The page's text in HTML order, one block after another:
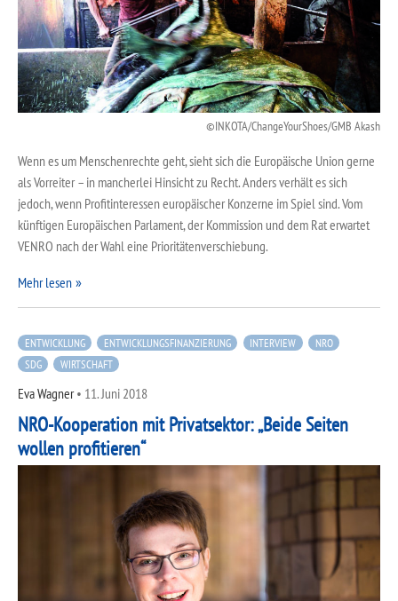
INKOTA/ChangeYourShoes/GMB Akash
Wenn es um Menschenrechte geht, sieht sich die Europäische Union gerne
als Vorreiter – in mancherlei Hinsicht zu Recht. Anders verhält es sich
jedoch, wenn Profitinteressen europäischer Konzerne im Spiel sind. Vom
künftigen Europäischen Parlament, der Kommission und dem Rat erwartet
VENRO nach der Wahl eine Prioritätenverschiebung.
Mehr lesen
ENTWICKLUNG ENTWICKLUNGSFINANZIERUNG INTERVIEW
NRO
SDG
WIRTSCHAFT
Eva Wagner• 11. Juni 2018
NRO-Kooperation mit Privatsektor: „Beide Seiten
wollen profitieren“